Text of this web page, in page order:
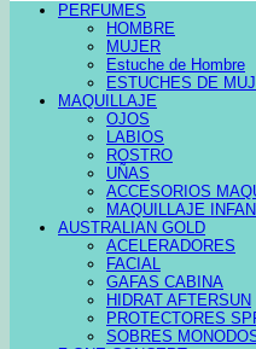
PERFUMES
HOMBRE
MUJER
Estuche de Hombre
ESTUCHES DE
MAQUILLAJE
OJOS
LABIOS
ROSTRO
UÑAS
ACCESORIOS
MAQUILLAJE
AUSTRALIAN GOLD
ACELERADORES
FACIAL
GAFAS CABINA
HIDRAT AFTERSUN
PROTECTORES
SOBRES